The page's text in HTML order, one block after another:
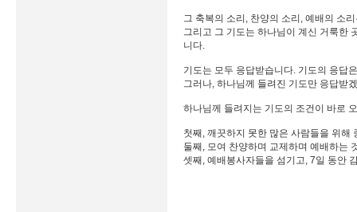
그 축복의 소리, 찬양의 소리, 예배의 소
그리고 그 기도는 하나님이 계신 거룩한
니다.
기도는 모두 응답받습니다. 기도의 응답
그러나, 하나님께 들려진 기도만 응답받
하나님께 들려지는 기도의 조건이 바로
첫째, 깨끗하지 못한 많은 사람들을 위해
둘째, 모여 찬양하며 교제하며 예배하는
셋째, 예배봉사자들을 섬기고, 7일 동안